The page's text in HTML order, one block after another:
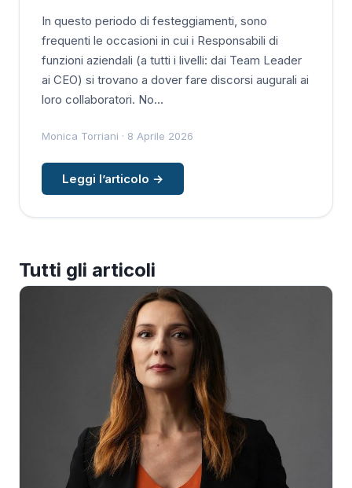
In questo periodo di festeggiamenti, sono
frequenti le occasioni in cui i Responsabili di
funzioni aziendali (a tutti i livelli: dai Team Leader
ai CEO) si trovano a dover fare discorsi augurali ai
loro collaboratori. No…
Monica Torriani · 8 Aprile 2026
Leggi l’articolo →
Tutti gli articoli